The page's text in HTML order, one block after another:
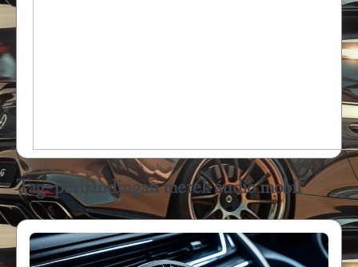
Tag:perbandingan merek audio mobil